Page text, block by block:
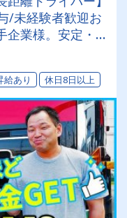
/未経験者歓迎お
企業様。安定・安
燃費ランキング
円支給♪
給あり 休日8日以上